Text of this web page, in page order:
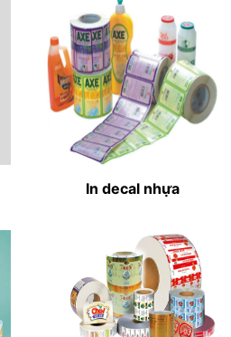
In decal nhựa